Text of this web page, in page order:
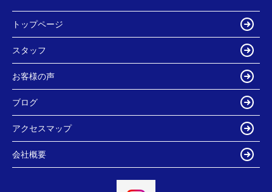
トップページ
スタッフ
お客様の声
ブログ
アクセスマップ
会社概要